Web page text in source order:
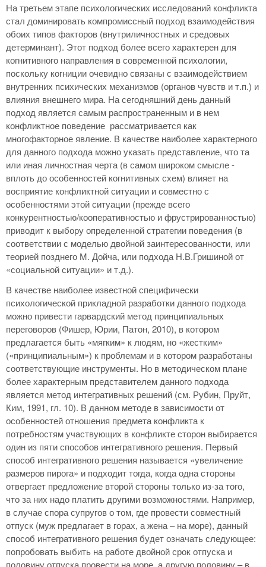
На третьем этапе психологических исследований конфликта
стал доминировать компромиссный подход взаимодействия
обоих типов факторов (внутриличностных и средовых
детерминант). Этот подход более всего характерен для
когнитивного направления в современной психологии,
поскольку когниции очевидно связаны с взаимодействием
внутренних психических механизмов (органов чувств и т.п.) и
влияния внешнего мира. На сегодняшний день данный
подход является самым распространенным и в нем
конфликтное поведение рассматривается как
многофакторное явление. В качестве наиболее характерного
для данного подхода можно указать представление, что та
или иная личностная черта (в самом широком смысле -
вплоть до особенностей когнитивных схем) влияет на
восприятие конфликтной ситуации и совместно с
особенностями этой ситуации (прежде всего
конкурентностью/кооперативностью и фрустрированностью)
приводит к выбору определенной стратегии поведения (в
соответствии с моделью двойной заинтересованности, или
теорией позднего М. Дойча, или подхода Н.В.Гришиной от
«социальной ситуации» и т.д.).
В качестве наиболее известной специфически
психологической прикладной разработки данного подхода
можно привести гарвардский метод принципиальных
переговоров (Фишер, Юрии, Патон, 2010), в котором
предлагается быть «мягким» к людям, но «жестким»
(«принципиальным») к проблемам и в котором разработаны
соответствующие инструменты. Но в методическом плане
более характерным представителем данного подхода
является метод интегративных решений (см. Рубин, Пруйт,
Ким, 1991, гл. 10). В данном методе в зависимости от
особенностей отношения предмета конфликта к
потребностям участвующих в конфликте сторон выбирается
один из пяти способов интегративного решения. Первый
способ интегративного решения называется «увеличение
размеров пирога» и подходит тогда, когда одна стороны
отвергает предложение второй стороны только из-за того,
что за них надо платить другими возможностями. Например,
в случае спора супругов о том, где провести совместный
отпуск (муж предлагает в горах, а жена – на море), данный
способ интегративного решения будет означать следующее:
попробовать выбить на работе двойной срок отпуска и
половину отпуска провести на море, а другую половину – в